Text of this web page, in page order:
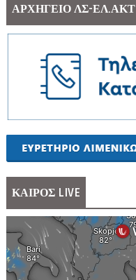
ΑΡΧΗΓΕΙΟ ΛΣ-ΕΛ.ΑΚΤ
ΚΑΙΡΟΣ LIVE